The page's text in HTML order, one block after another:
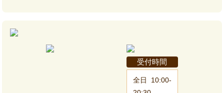
受付時間
全日
10:00-